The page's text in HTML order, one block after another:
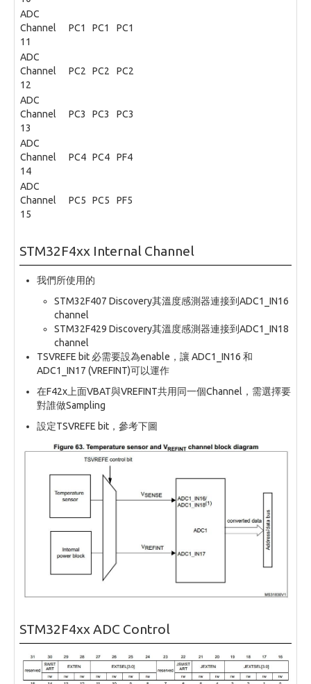
ADC
Channel
11
PC1 PC1 PC1
ADC
Channel
12
PC2 PC2 PC2
ADC
Channel
13
PC3 PC3 PC3
ADC
Channel
14
PC4 PC4 PF4
ADC
Channel
15
PC5 PC5 PF5
STM32F4xx Internal Channel
我們所使用的
STM32F407 Discovery其溫度感測器連接到ADC1_IN16
channel
STM32F429 Discovery其溫度感測器連接到ADC1_IN18
channel
TSVREFE bit 必需要設為enable，讓 ADC1_IN16 和
ADC1_IN17 (VREFINT)可以運作
在F42x上面VBAT與VREFINT共用同一個Channel，需選擇要
對誰做Sampling
設定TSVREFE bit，參考下圖
STM32F4xx ADC Control